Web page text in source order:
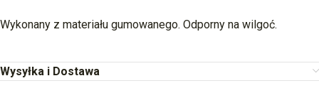
Wykonany z materiału gumowanego. Odporny na wilgoć.
Wysyłka i Dostawa